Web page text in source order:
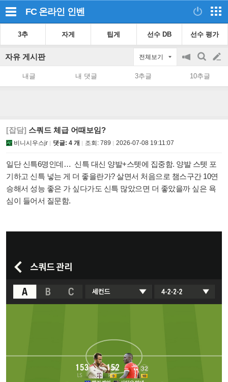
FC 온라인 인벤
3추 자게 팁게 선수 DB 선수 평가
자유 게시판 전체보기
공
지
on/off
검
색
글
쓰
내글 내 댓글 3추글 10추글
[잡담] 스쿼드 체급 어때보임?
비니시우스jr 댓글: 4 개 조회: 789 2026-07-08 19:11:07
일단 신특6명인데… 신특 대신 양발+스텟에 집중함. 양발 스텟 포
기하고 신특 넣는 게 더 좋을란가? 살면서 처음으로 챔스구간 10연
승해서 성능 좋은 가 싶다가도 신특 많았으면 더 좋았을까 싶은 욕
심이 들어서 질문함.